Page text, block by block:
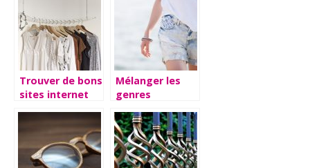
Trouver de bons
sites internet
ses vêtements.
Mélanger les
genres
parlant.